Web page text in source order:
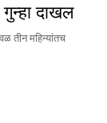
दाखल
तीन महिन्यांतच